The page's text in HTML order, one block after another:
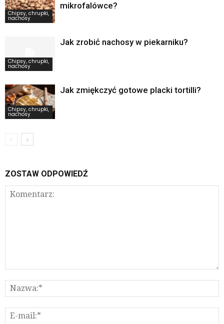
Chipsy, chrupki,
nachosy
mikrofalówce?
Chipsy, chrupki,
nachosy
Jak zrobić nachosy w piekarniku?
Chipsy, chrupki,
nachosy
Jak zmiękczyć gotowe placki tortilli?
ZOSTAW ODPOWIEDŹ